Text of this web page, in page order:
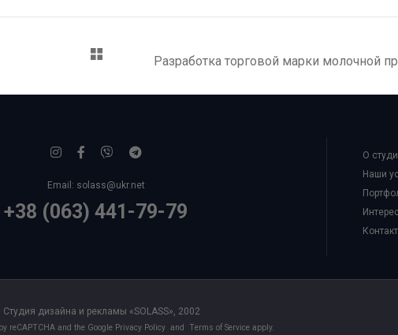
Разработка торговой марки молочной
Email: solass@ukr.net
+38 (063) 441-79-79
О
Наши
Студия дизайна и рекламы «SOLASS», 2002
reCAPTCHA and the Google Privacy Policy and Terms of Service apply.